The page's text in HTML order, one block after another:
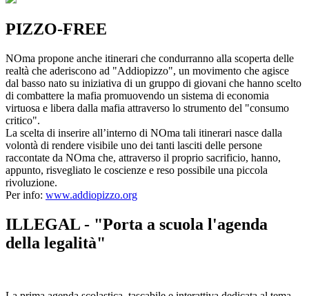
PIZZO-FREE
NOma propone anche itinerari che condurranno alla scoperta delle
realtà che aderiscono ad "Addiopizzo", un movimento che agisce
dal basso nato su iniziativa di un gruppo di giovani che hanno scelto
di combattere la mafia promuovendo un sistema di economia
virtuosa e libera dalla mafia attraverso lo strumento del "consumo
critico".
La scelta di inserire all’interno di NOma tali itinerari nasce dalla
volontà di rendere visibile uno dei tanti lasciti delle persone
raccontate da NOma che, attraverso il proprio sacrificio, hanno,
appunto, risvegliato le coscienze e reso possibile una piccola
rivoluzione.
Per info: www.addiopizzo.org
ILLEGAL - "Porta a scuola l'agenda
della legalità"